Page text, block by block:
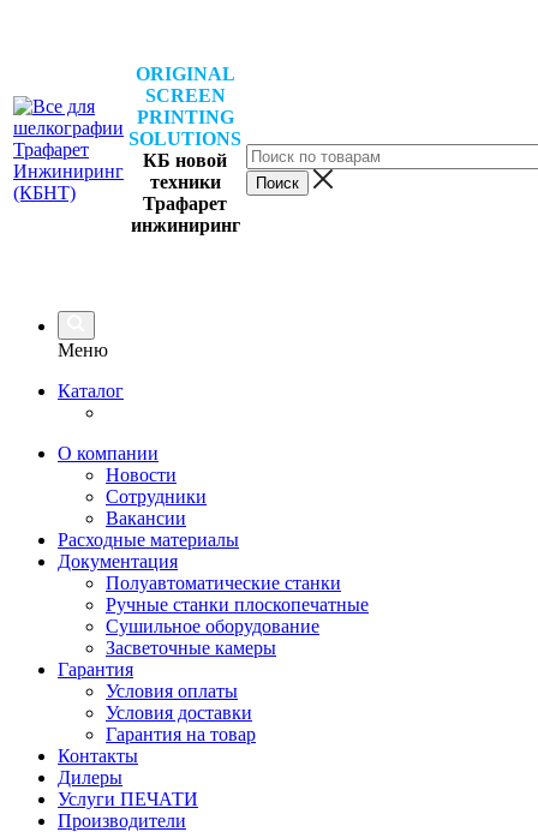
ORIGINAL
SCREEN
PRINTING
SOLUTIONS
КБ новой
техники
Трафарет
инжиниринг
Меню
Каталог
О компании
Новости
Сотрудники
Вакансии
Расходные материалы
Документация
Полуавтоматические станки
Ручные станки плоскопечатные
Сушильное оборудование
Засветочные камеры
Гарантия
Условия оплаты
Условия доставки
Гарантия на товар
Контакты
Дилеры
Услуги ПЕЧАТИ
Производители